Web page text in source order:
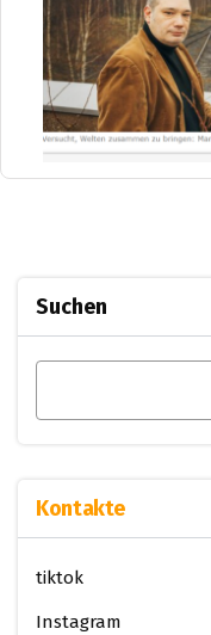
Suchen
Kontakte
tiktok
Instagram